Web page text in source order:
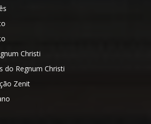
Christi
do Regnum Christi
Zenit